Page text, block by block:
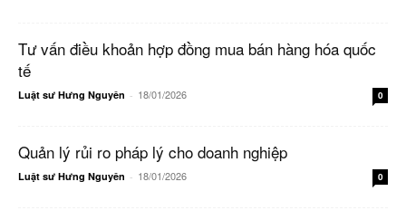
Tư vấn điều khoản hợp đồng mua bán hàng hóa quốc
tế
Luật sư Hưng Nguyên - 18/01/2026 0
Quản lý rủi ro pháp lý cho doanh nghiệp
Luật sư Hưng Nguyên - 18/01/2026 0